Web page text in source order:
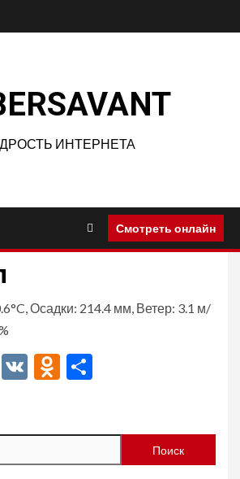
ИНТЕРНЕТА
Смотреть онлайн
Осадки: 214.4 мм, Ветер: 3.1 м/
Viber
VK Odnoklassniki
Поиск